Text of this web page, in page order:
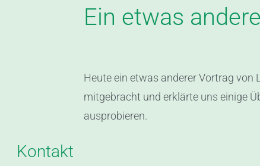
Ein etwas
Heute ein etwas anderer Vortrag von
mitgebracht und erklärte uns einige
ausprobieren.
Kontakt